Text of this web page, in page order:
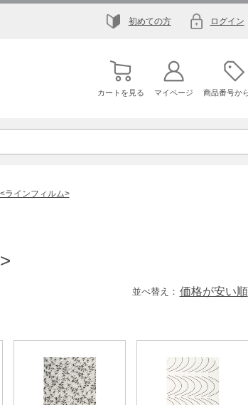
初めての方 ログイン
カートを見る マイページ 商品番号か
ラインフィルム>
並べ替え： 価格が安い順